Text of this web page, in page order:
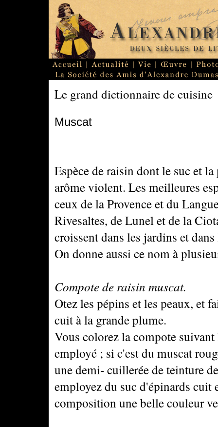
Le grand dictionnaire de cuisine
Muscat
Espèce de raisin dont le suc et
arôme violent. Les meilleures
ceux de la Provence et du
Rivesaltes, de Lunel et de la
croissent dans les jardins et
On donne aussi ce nom à
Compote de raisin muscat.
Otez les pépins et les peaux, et
cuit à la grande plume.
Vous colorez la compote
employé ; si c'est du muscat
une demi- cuillerée de teinture
employez du suc d'épinards
composition une belle couleur